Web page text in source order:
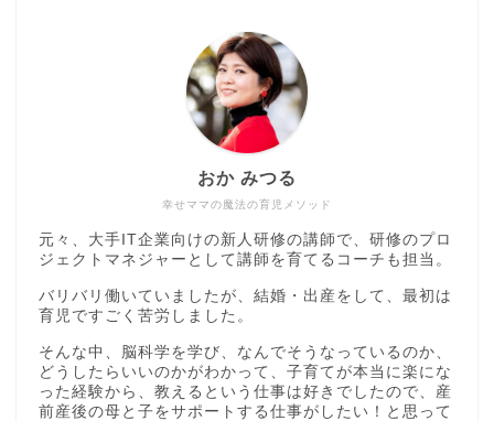
幸せママの魔法の育児メソッド
おか みつる
元々、大手IT企業向けの新人研修の講師で、研修のプロ
ジェクトマネジャーとして講師を育てるコーチも担当。
バリバリ働いていましたが、結婚・出産をして、最初は
育児ですごく苦労しました。
そんな中、脳科学を学び、なんでそうなっているのか、
どうしたらいいのかがわかって、子育てが本当に楽にな
った経験から、教えるという仕事は好きでしたので、産
前産後の母と子をサポートする仕事がしたい！と思って